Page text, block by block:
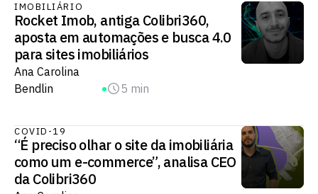
IMOBILIÁRIO
Rocket Imob, antiga Colibri360,
aposta em automações e busca 4.0
para sites imobiliários
Ana Carolina
Bendlin
5 min
COVID-19
“É preciso olhar o site da imobiliária
como um e-commerce”, analisa CEO
da Colibri360